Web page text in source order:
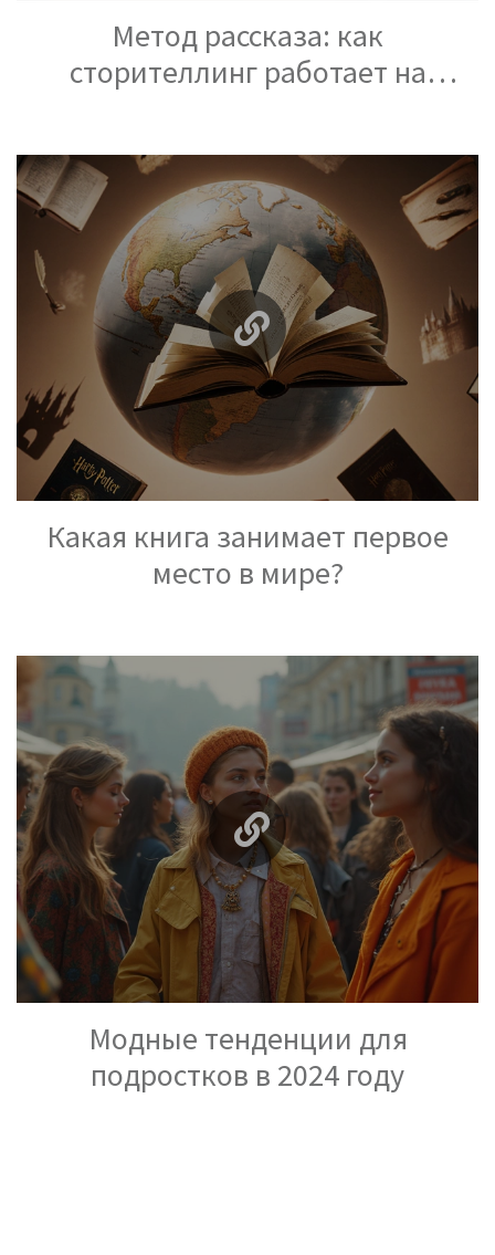
Метод рассказа: как
сторителлинг работает на
Какая книга занимает первое
место в мире?
Модные тенденции для
подростков в 2024 году